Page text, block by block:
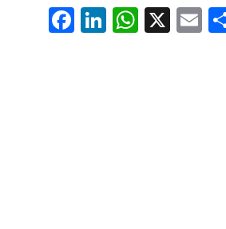
Fa
ce
Li
nk
W
ha
X E
m